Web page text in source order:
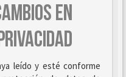
EN
leído y esté conforme